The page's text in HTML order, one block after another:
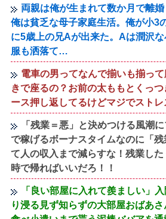
両親は俺が生まれて数か月で離
俺は貧乏な母子家庭生活。俺が小3
に5歳上の兄Aが出来た。Aは潤沢
服も洒落て…
電車の男ってなんで揃いも揃っ
きで座るの？お前の太ももとくっ
ース押し返してるけどマジでストレ
「残業＝悪」と決めつける風潮
で稼げるボーナスタイムなのに「
て人の収入まで減らすな！残業し
時で帰ればいいだろ！！
「良い部屋に入れて羨ましい」
り浸る見ず知らずの大部屋おばあ